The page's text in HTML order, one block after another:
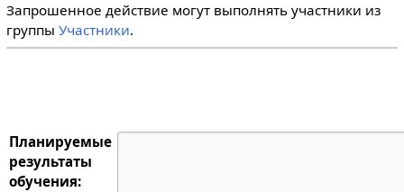
Запрошенное действие могут выполнять участники из
группы Участники.
Планируемые
результаты
обучения: